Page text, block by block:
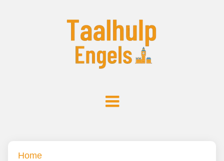
Home